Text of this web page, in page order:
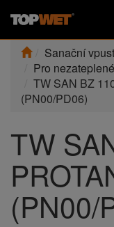
Sanační
Pro
TW SAN BZ
(PN00/PD06)
TW
(PN00/